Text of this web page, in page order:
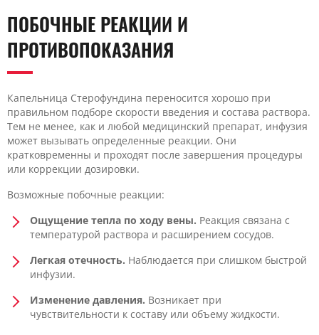
ПОБОЧНЫЕ РЕАКЦИИ И
ПРОТИВОПОКАЗАНИЯ
Капельница Стерофундина переносится хорошо при
правильном подборе скорости введения и состава раствора.
Тем не менее, как и любой медицинский препарат, инфузия
может вызывать определенные реакции. Они
кратковременны и проходят после завершения процедуры
или коррекции дозировки.
Возможные побочные реакции:
Ощущение тепла по ходу вены. Реакция связана с
температурой раствора и расширением сосудов.
Легкая отечность. Наблюдается при слишком быстрой
инфузии.
Изменение давления. Возникает при
чувствительности к составу или объему жидкости.